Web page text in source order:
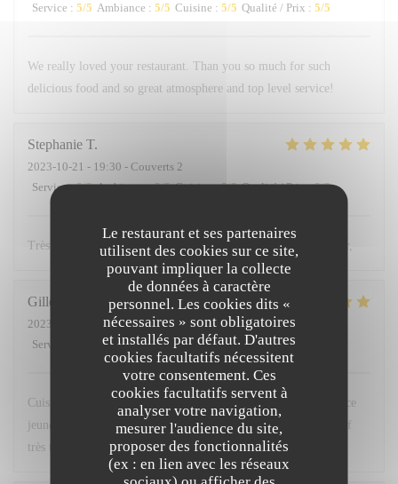
Le restaurant et ses partenaires
utilisent des cookies sur ce site,
pouvant impliquer la collecte
de données à caractère
personnel. Les cookies dits «
nécessaires » sont obligatoires
et installés par défaut. D'autres
cookies facultatifs nécessitent
votre consentement. Ces
cookies facultatifs servent à
analyser votre navigation,
mesurer l'audience du site,
proposer des fonctionnalités
(ex : en lien avec les réseaux
Service : 5/5 Ambiance : 5/5 Cuisine : 5/5 Qualité / Prix : 5/5
We really loved your restaurant. Than you so much for such
delicious food and so great atmosphere and top level service!
Stephanie T
2023-10-21 - 19:30 - Couverts 2
Service: 5/5 Ambiance: 5/5 Cuisine: 5/5 Qualité / Prix: 5/5
Très agréable, excellents produits, Équipe pro , adresse à retenir,
Gilles
2023-10-20
- 20:00 - Couverts 4
Service
Ambiance: 5/5 Cuisine: 5/5 Qualité / Prix
Cuisine délicate et sensible. Belle association des saveurs. Service
jeune, sérieux et agréable. Belle carte des vins. Le tout à un tarif
très très abordable. Bravo à l’équipe.